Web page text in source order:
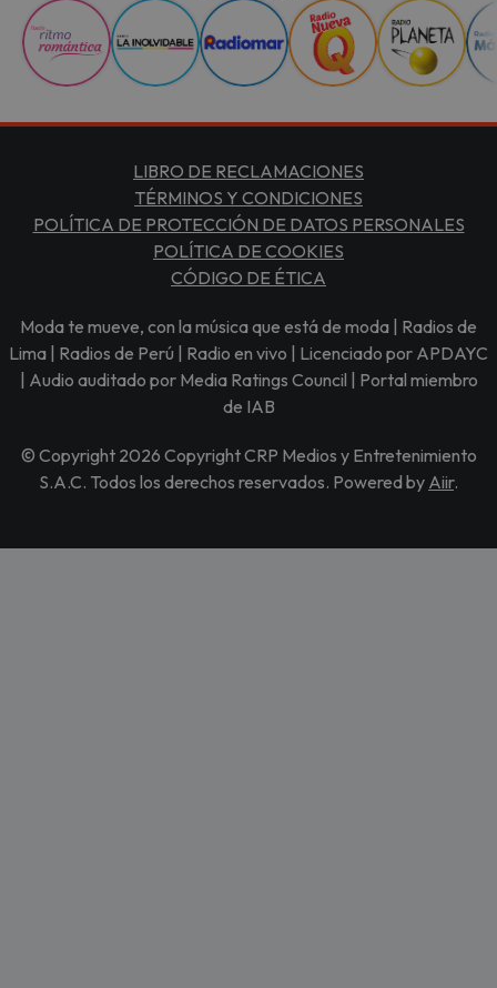
LIBRO DE RECLAMACIONES
TÉRMINOS Y CONDICIONES
POLÍTICA DE PROTECCIÓN DE DATOS PERSONALES
POLÍTICA DE COOKIES
CÓDIGO DE ÉTICA
Moda te mueve, con la música que está de moda | Radios de
Lima | Radios de Perú | Radio en vivo | Licenciado por APDAYC
| Audio auditado por Media Ratings Council | Portal miembro
de IAB
© Copyright 2026 Copyright CRP Medios y Entretenimiento
S.A.C. Todos los derechos reservados. Powered by Aiir.